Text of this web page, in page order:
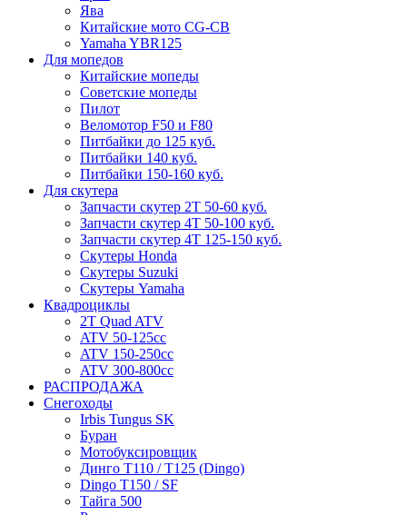
Ява
Китайские мото CG-CB
Yamaha YBR125
Для мопедов
Китайские мопеды
Советские мопеды
Пилот
Веломотор F50 и F80
Питбайки до 125 куб.
Питбайки 140 куб.
Питбайки 150-160 куб.
Для скутера
Запчасти скутер 2Т 50-60 куб.
Запчасти скутер 4Т 50-100 куб.
Запчасти скутер 4Т 125-150 куб.
Скутеры Honda
Скутеры Suzuki
Скутеры Yamaha
Квадроциклы
2T Quad ATV
ATV 50-125cc
ATV 150-250cc
ATV 300-800cc
РАСПРОДАЖА
Снегоходы
Irbis Tungus SK
Буран
Мотобуксировщик
Динго T110 / T125 (Dingo)
Dingo T150 / SF
Тайга 500